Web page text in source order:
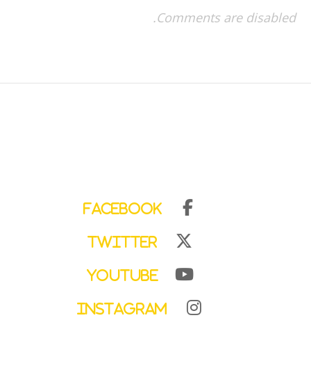
Comments are disabled.
Facebook
Twitter
YouTube
Instagram